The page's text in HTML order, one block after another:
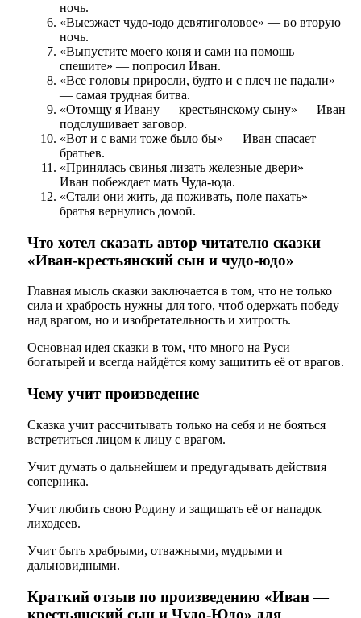
ночь.
«Выезжает чудо-юдо девятиголовое» — во вторую
ночь.
«Выпустите моего коня и сами на помощь
спешите» — попросил Иван.
«Все головы приросли, будто и с плеч не падали»
— самая трудная битва.
«Отомщу я Ивану — крестьянскому сыну» — Иван
подслушивает заговор.
«Вот и с вами тоже было бы» — Иван спасает
братьев.
«Принялась свинья лизать железные двери» —
Иван побеждает мать Чуда-юда.
«Стали они жить, да поживать, поле пахать» —
братья вернулись домой.
Что хотел сказать автор читателю сказки
«Иван-крестьянский сын и чудо-юдо»
Главная мысль сказки заключается в том, что не только
сила и храбрость нужны для того, чтоб одержать победу
над врагом, но и изобретательность и хитрость.
Основная идея сказки в том, что много на Руси
богатырей и всегда найдётся кому защитить её от врагов.
Чему учит произведение
Сказка учит рассчитывать только на себя и не бояться
встретиться лицом к лицу с врагом.
Учит думать о дальнейшем и предугадывать действия
соперника.
Учит любить свою Родину и защищать её от нападок
лиходеев.
Учит быть храбрыми, отважными, мудрыми и
дальновидными.
Краткий отзыв по произведению «Иван —
крестьянский сын и Чудо-Юдо» для